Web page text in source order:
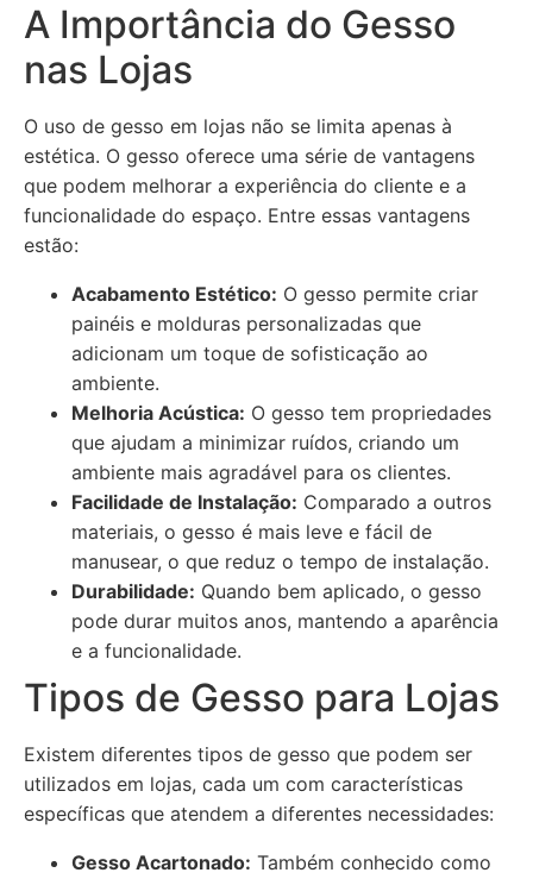
A Importância do Gesso
nas Lojas
O uso de gesso em lojas não se limita apenas à
estética. O gesso oferece uma série de vantagens
que podem melhorar a experiência do cliente e a
funcionalidade do espaço. Entre essas vantagens
estão:
Acabamento Estético: O gesso permite criar
painéis e molduras personalizadas que
adicionam um toque de sofisticação ao
ambiente.
Melhoria Acústica: O gesso tem propriedades
que ajudam a minimizar ruídos, criando um
ambiente mais agradável para os clientes.
Facilidade de Instalação: Comparado a outros
materiais, o gesso é mais leve e fácil de
manusear, o que reduz o tempo de instalação.
Durabilidade: Quando bem aplicado, o gesso
pode durar muitos anos, mantendo a aparência
e a funcionalidade.
Tipos de Gesso para Lojas
Existem diferentes tipos de gesso que podem ser
utilizados em lojas, cada um com características
específicas que atendem a diferentes necessidades:
Gesso Acartonado: Também conhecido como